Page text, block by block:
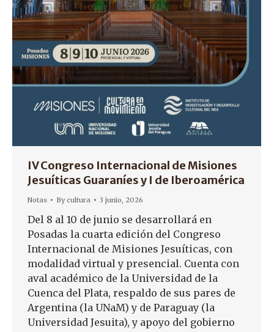
IV Congreso Internacional de Misiones
Jesuíticas Guaraníes y I de Iberoamérica
Notas Bycultura 3 junio, 2026
Del 8 al 10 de junio se desarrollará en
Posadas la cuarta edición del Congreso
Internacional de Misiones Jesuíticas, con
modalidad virtual y presencial. Cuenta con
aval académico de la Universidad de la
Cuenca del Plata, respaldo de sus pares de
Argentina (la UNaM) y de Paraguay (la
Universidad Jesuita), y apoyo del gobierno